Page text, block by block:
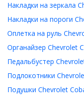
Накладки на зеркала
Накладки на пороги
Оплетка на руль
Органайзер Chevrolet
Педальбустер
Подлокотники
Подушки Chevrolet